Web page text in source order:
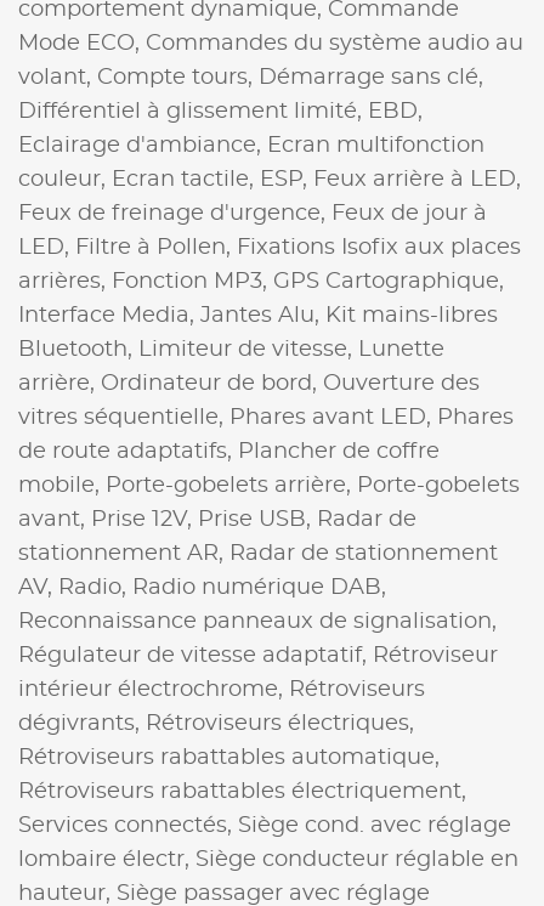
comportement dynamique, Commande
Mode ECO, Commandes du système audio au
volant, Compte tours, Démarrage sans clé,
Différentiel à glissement limité, EBD,
Eclairage d'ambiance, Ecran multifonction
couleur, Ecran tactile, ESP, Feux arrière à LED,
Feux de freinage d'urgence, Feux de jour à
LED, Filtre à Pollen, Fixations Isofix aux places
arrières, Fonction MP3, GPS Cartographique,
Interface Media, Jantes Alu, Kit mains-libres
Bluetooth, Limiteur de vitesse, Lunette
arrière, Ordinateur de bord, Ouverture des
vitres séquentielle, Phares avant LED, Phares
de route adaptatifs, Plancher de coffre
mobile, Porte-gobelets arrière, Porte-gobelets
avant, Prise 12V, Prise USB, Radar de
stationnement AR, Radar de stationnement
AV, Radio, Radio numérique DAB,
Reconnaissance panneaux de signalisation,
Régulateur de vitesse adaptatif, Rétroviseur
intérieur électrochrome, Rétroviseurs
dégivrants, Rétroviseurs électriques,
Rétroviseurs rabattables automatique,
Rétroviseurs rabattables électriquement,
Services connectés, Siège cond. avec réglage
lombaire électr, Siège conducteur réglable en
hauteur, Siège passager avec réglage